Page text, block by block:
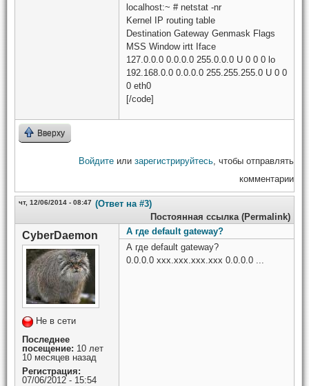
localhost:~ # netstat -nr
Kernel IP routing table
Destination Gateway Genmask Flags
MSS Window irtt Iface
127.0.0.0 0.0.0.0 255.0.0.0 U 0 0 0 lo
192.168.0.0 0.0.0.0 255.255.255.0 U 0 0
0 eth0
[/code]
Вверху
Войдите или зарегистрируйтесь , чтобы отправлять
комментарии
чт, 12/06/2014 - 08:47 (Ответ на #3)
Постоянная ссылка (Permalink)
CyberDaemon
Не в сети
Последнее
посещение: 10 лет
10 месяцев назад
Регистрация:
07/06/2012 - 15:54
А где default gateway?
А где default gateway?
0.0.0.0 xxx.xxx.xxx.xxx 0.0.0.0 ...